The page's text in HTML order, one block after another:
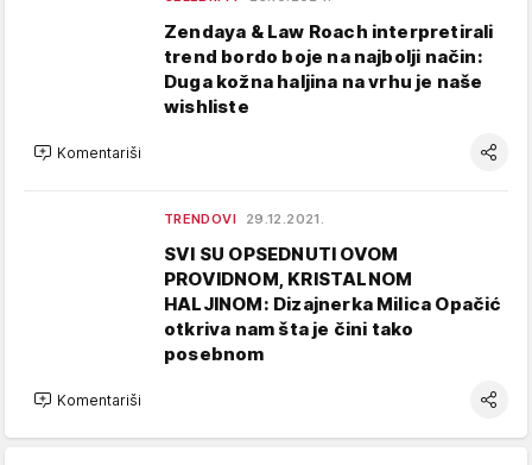
Zendaya & Law Roach interpretirali
trend bordo boje na najbolji način:
Duga kožna haljina na vrhu je naše
wishliste
Komentariši
TRENDOVI 29.12.2021.
SVI SU OPSEDNUTI OVOM
PROVIDNOM, KRISTALNOM
HALJINOM: Dizajnerka Milica Opačić
otkriva nam šta je čini tako
posebnom
Komentariši